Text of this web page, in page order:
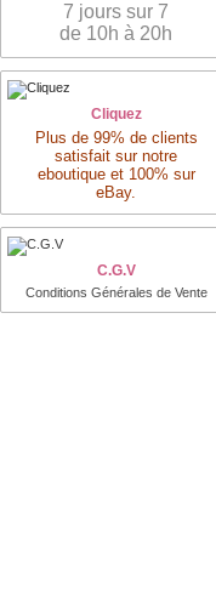
7 jours sur 7
de 10h à 20h
Cliquez
Plus de 99% de clients
satisfait sur notre
eboutique et 100% sur
eBay.
C.G.V
Conditions Générales de Vente